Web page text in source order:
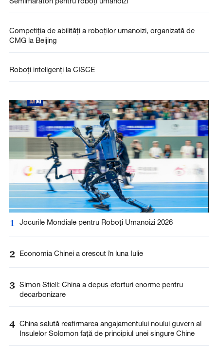
Competiția de abilități a roboților umanoizi, organizată de
CMG la Beijing
Roboți inteligenți la CISCE
1 Jocurile Mondiale pentru Roboți Umanoizi 2026
2 Economia Chinei a crescut în luna Iulie
3 Simon Stiell: China a depus eforturi enorme pentru
decarbonizare
4 China salută reafirmarea angajamentului noului guvern al
Insulelor Solomon față de principiul unei singure Chine